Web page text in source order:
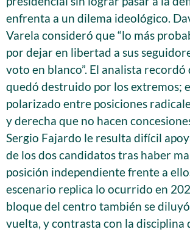
enfrenta a un dilema ideológico.
Varela consideró que “lo más
por dejar en libertad a sus
voto en blanco”. El analista recordó
quedó destruido por los extremos;
polarizado entre posiciones
y derecha que no hacen
Sergio Fajardo le resulta difícil
de los dos candidatos tras haber
posición independiente frente a
escenario replica lo ocurrido en
bloque del centro también se
vuelta, y contrasta con la disciplina